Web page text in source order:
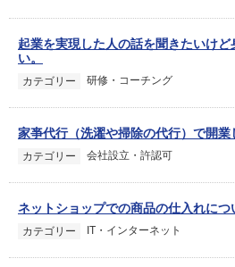
起業を実現した人の話を聞きたいけ
い。
カテゴリー 研修・コーチング
家亊代行（洗濯や掃除の代行）で開業
カテゴリー 会社設立・許認可
ネットショップでの商品の仕入れにつ
カテゴリー IT・インターネット